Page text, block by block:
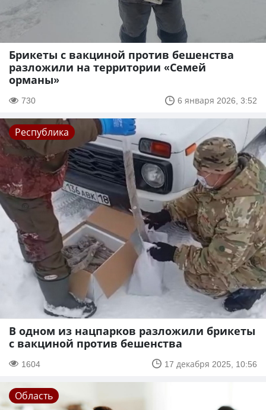
Брикеты с вакциной против бешенства
разложили на территории «Семей
орманы»
730 6 января 2026, 3:52
Республика
В одном из нацпарков разложили брикеты
с вакциной против бешенства
1604 17 декабря 2025, 10:56
Область